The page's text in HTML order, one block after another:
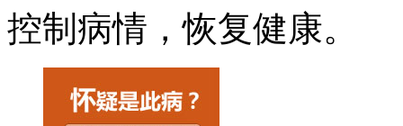
控制病情，恢复健康。